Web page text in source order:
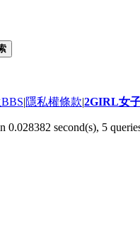
|隱私權條款|2GIRL女
0.028382 second(s), 5